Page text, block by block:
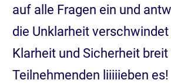
auf alle Fragen ein und
die Unklarheit
Klarheit und Sicherheit
Teilnehmenden liiiiieben es!